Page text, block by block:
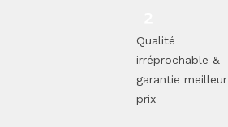
Qualité
irréprochable &
garantie meilleur
prix